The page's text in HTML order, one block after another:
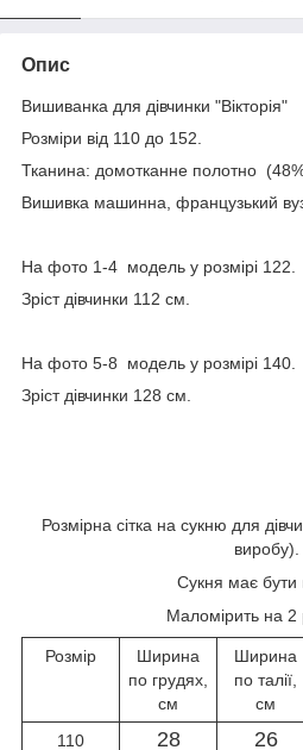
Опис
Вишиванка для дівчинки "Вікторія"
Розміри від 110 до 152.
Тканина: домотканне полотно
Вишивка машинна, французький
На фото 1-4 модель у розмірі 122.
Зріст дівчинки 112 см.
На фото 5-8 модель у розмірі 140.
Зріст дівчинки 128 см.
Розмірна сітка на сукню для
виробу).
Сукня має бути
Маломірить на 2
Розмір
Ширина
по грудях,
см
Ширина
по талії,
см
110 28 26